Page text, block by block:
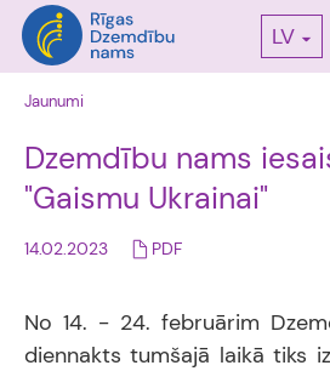
LV
Jaunumi
Dzemdību nams
"Gaismu Ukrainai"
14.02.2023 PDF
No 14. - 24. februārim
diennakts tumšajā laikā tiks